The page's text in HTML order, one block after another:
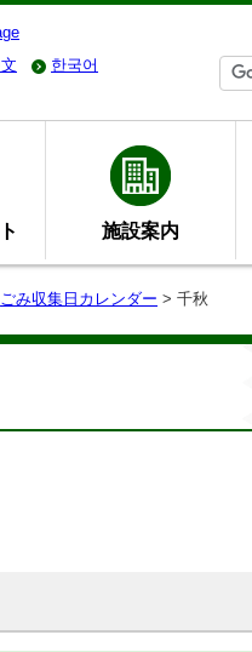
한국어
施設案内
ごみ収集日カレンダー > 千秋